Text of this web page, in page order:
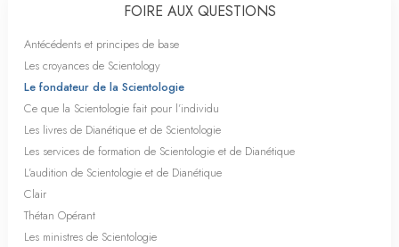
FOIRE AUX QUESTIONS
Antécédents et principes de base
Les croyances de Scientology
Le fondateur de la Scientologie
Ce que la Scientologie fait pour l’individu
Les livres de Dianétique et de Scientologie
Les services de formation de Scientologie et de Dianétique
L’audition de Scientologie et de Dianétique
Clair
Thétan Opérant
Les ministres de Scientologie